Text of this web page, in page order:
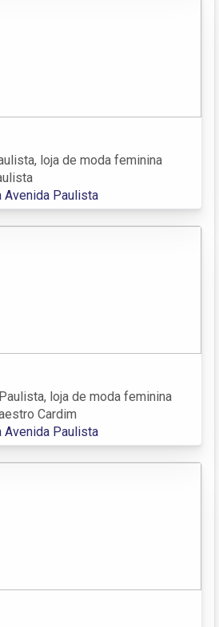
loja de moda feminina
Avenida Paulista
loja de moda feminina
Cardim
Avenida Paulista